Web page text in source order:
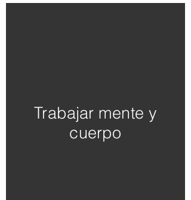
Trabajar mente y
cuerpo